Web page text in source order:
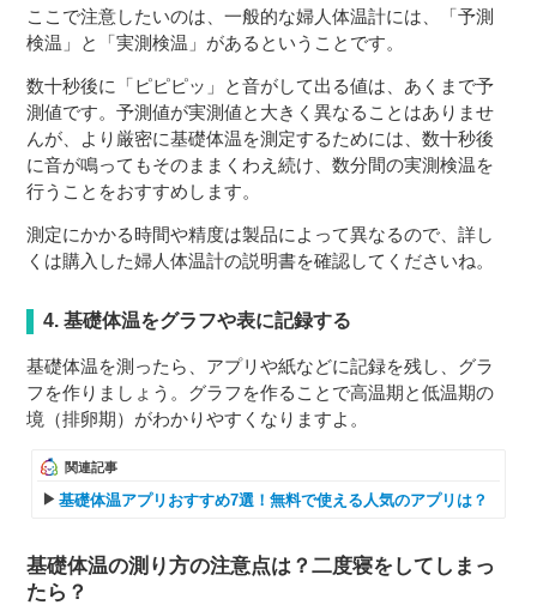
ここで注意したいのは、一般的な婦人体温計には、「予測
検温」と「実測検温」があるということです。
数十秒後に「ピピピッ」と音がして出る値は、あくまで予
測値です。予測値が実測値と大きく異なることはありませ
んが、より厳密に基礎体温を測定するためには、数十秒後
に音が鳴ってもそのままくわえ続け、数分間の実測検温を
行うことをおすすめします。
測定にかかる時間や精度は製品によって異なるので、詳し
くは購入した婦人体温計の説明書を確認してくださいね。
4. 基礎体温をグラフや表に記録する
基礎体温を測ったら、アプリや紙などに記録を残し、グラ
フを作りましょう。グラフを作ることで高温期と低温期の
境（排卵期）がわかりやすくなりますよ。
関連記事
基礎体温アプリおすすめ7選！無料で使える人気のアプリは？
基礎体温の測り方の注意点は？二度寝をしてしまっ
たら？